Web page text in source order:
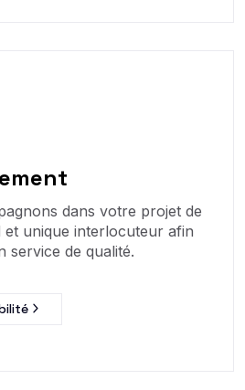
dans votre projet de
et unique interlocuteur afin
service de qualité.